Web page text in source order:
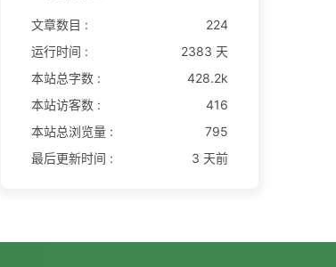
文章数目 :
224
运行时间 :
2383 天
本站总字数 :
428.2k
本站访客数 :
416
本站总浏览量 :
795
最后更新时间 :
3 天前